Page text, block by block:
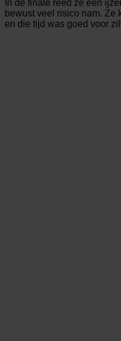
In de finale reed ze een
bewust veel risico nam. Ze
en die tijd was goed voor